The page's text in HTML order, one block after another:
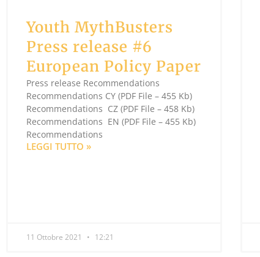
Youth MythBusters
Press release #6
European Policy Paper
Press release Recommendations
Recommendations CY (PDF File – 455 Kb)
Recommendations CZ (PDF File – 458 Kb)
Recommendations EN (PDF File – 455 Kb)
Recommendations
LEGGI TUTTO »
11 Ottobre 2021 12:21